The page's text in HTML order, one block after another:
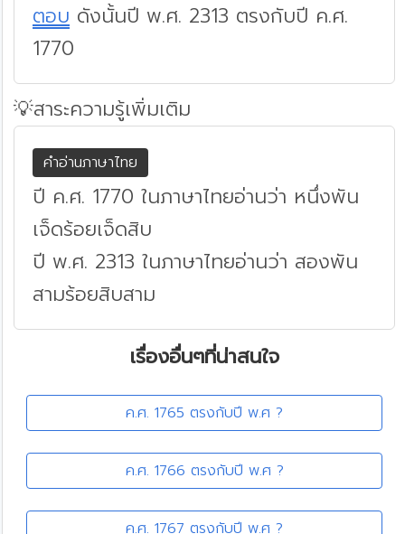
ตอบ ดังนั้นปี พ.ศ. 2313 ตรงกับปี ค.ศ.
1770
💡สาระความรู้เพิ่มเติม
คำอ่านภาษาไทย
ปี ค.ศ. 1770 ในภาษาไทยอ่านว่า หนึ่งพัน
เจ็ดร้อยเจ็ดสิบ
ปี พ.ศ. 2313 ในภาษาไทยอ่านว่า สองพัน
สามร้อยสิบสาม
เรื่องอื่นๆที่น่าสนใจ
ค.ศ. 1765 ตรงกับปี พ.ศ ?
ค.ศ. 1766 ตรงกับปี พ.ศ ?
ค.ศ. 1767 ตรงกับปี พ.ศ ?